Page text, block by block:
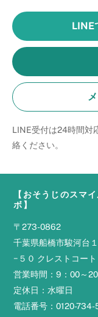
LINE
LINE受付は24時間対
絡ください。
【おそうじのスマ
ボ】
〒273-0862
千葉県船橋市駿河台１
−５０ クレストコート
営業時間：9：00～
定休日：水曜日
電話番号：0120-734-